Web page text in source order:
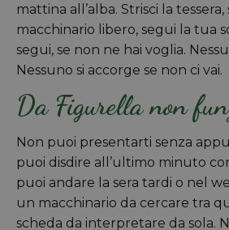
mattina all’alba. Strisci la tessera,
macchinario libero, segui la tua
segui, se non ne hai voglia.
Nessuno si accorge se non ci vai.
Da Figurella non
Non puoi presentarti senza
puoi disdire all’ultimo minuto
puoi andare la sera tardi o nel
un macchinario da cercare tra
scheda da interpretare da sola.